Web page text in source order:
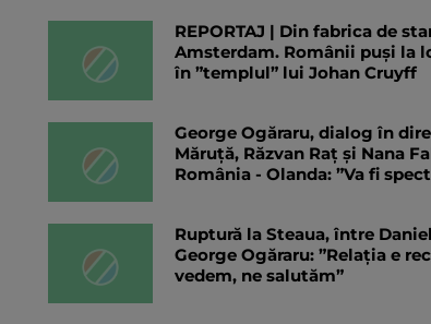
REPORTAJ | Din fabrica de
Amsterdam. Românii puși la
în ”templul” lui Johan Cruyff
George Ogăraru, dialog în
Măruță, Răzvan Raț și Nana
România - Olanda: ”Va fi
Ruptură la Steaua, între
George Ogăraru: ”Relația e
vedem, ne salutăm”